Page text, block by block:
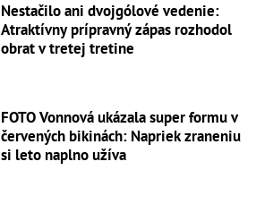
Nestačilo ani dvojgólové vedenie:
Atraktívny prípravný zápas rozhodol
obrat v tretej tretine
FOTO Vonnová ukázala super formu v
červených bikinách: Napriek zraneniu
si leto naplno užíva